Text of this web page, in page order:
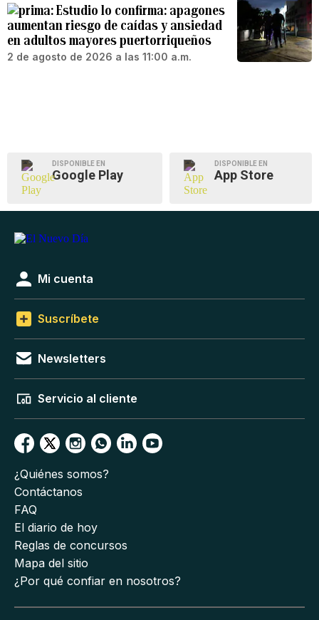
Estudio lo confirma: apagones
aumentan riesgo de caídas y ansiedad
en adultos mayores puertorriqueños
2 de agosto de 2026 a las 11:00 a.m.
DISPONIBLE EN
Google Play
DISPONIBLE EN
App Store
Mi cuenta
Suscríbete
Newsletters
Servicio al cliente
¿Quiénes somos?
Contáctanos
FAQ
El diario de hoy
Reglas de concursos
Mapa del sitio
¿Por qué confiar en nosotros?